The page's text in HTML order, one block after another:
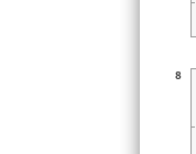
8